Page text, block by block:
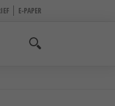
E-PAPER